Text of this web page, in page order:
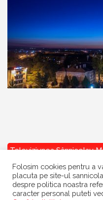
Televiziunea Sânnicolau
Folosim cookies pentru a
placuta pe site-ul
despre politica noastra
caracter personal puteti